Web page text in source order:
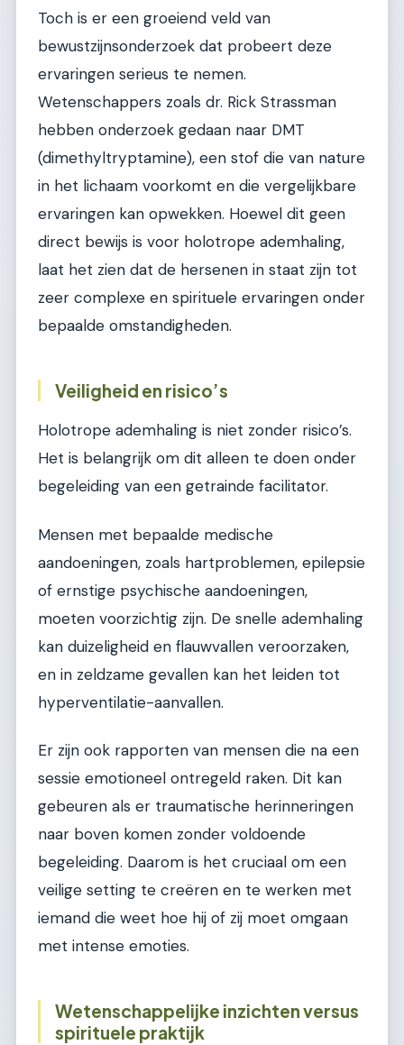
Toch is er een groeiend veld van
bewustzijnsonderzoek dat probeert deze
ervaringen serieus te nemen.
Wetenschappers zoals dr. Rick Strassman
hebben onderzoek gedaan naar DMT
(dimethyltryptamine), een stof die van nature
in het lichaam voorkomt en die vergelijkbare
ervaringen kan opwekken. Hoewel dit geen
direct bewijs is voor holotrope ademhaling,
laat het zien dat de hersenen in staat zijn tot
zeer complexe en spirituele ervaringen onder
bepaalde omstandigheden.
Veiligheid en risico’s
Holotrope ademhaling is niet zonder risico’s.
Het is belangrijk om dit alleen te doen onder
begeleiding van een getrainde facilitator.
Mensen met bepaalde medische
aandoeningen, zoals hartproblemen, epilepsie
of ernstige psychische aandoeningen,
moeten voorzichtig zijn. De snelle ademhaling
kan duizeligheid en flauwvallen veroorzaken,
en in zeldzame gevallen kan het leiden tot
hyperventilatie-aanvallen.
Er zijn ook rapporten van mensen die na een
sessie emotioneel ontregeld raken. Dit kan
gebeuren als er traumatische herinneringen
naar boven komen zonder voldoende
begeleiding. Daarom is het cruciaal om een
veilige setting te creëren en te werken met
iemand die weet hoe hij of zij moet omgaan
met intense emoties.
Wetenschappelijke inzichten versus
spirituele praktijk